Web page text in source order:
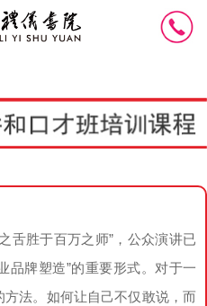
舌胜于百万之师”，公众演讲已
品牌塑造”的重要形式。对于一
法。如何让自己不仅敢说，而